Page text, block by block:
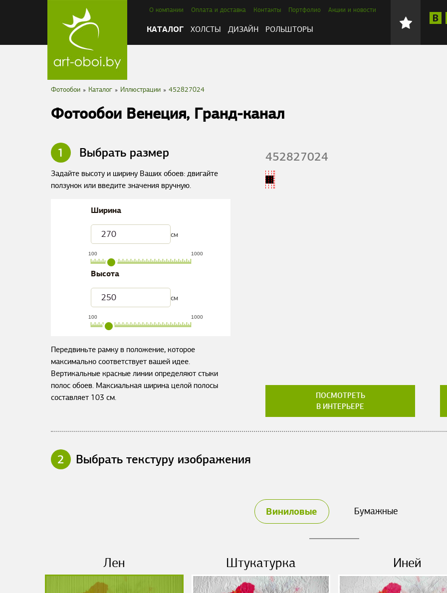
О компании Оплата и доставка Контакты Портфолио Акции и новости
КАТАЛОГ ХОЛСТЫ ДИЗАЙН РОЛЬШТОРЫ
Фотообои » Каталог » Иллюстрации » 452827024
Фотообои Венеция, Гранд-канал
1 Выбрать размер
Задайте высоту и ширину Ваших обоев: двигайте
ползунок или введите значения вручную.
Ширина
см
100 1000
Высота
см
100 1000
Передвиньте рамку в положение, которое
максимально соответствует вашей идее.
Вертикальные красные линии определяют стыки
полос обоев. Максиальная ширина целой полосы
составляет 103 см.
452827024
ПОСМОТРЕТЬ
В ИНТЕРЬЕРЕ
2 Выбрать текстуру изображения
Виниловые Бумажные
Лен Штукатурка Иней